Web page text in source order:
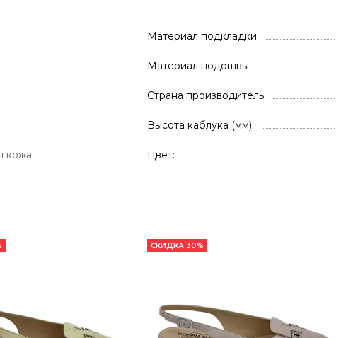
кожа
Материал подкладки
Материал подошвы
Страна производитель
Высота каблука (мм)
Цвет
СКИДКА 30%